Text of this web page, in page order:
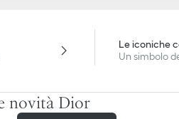
Le iconiche
Un simbolo
novità Dior